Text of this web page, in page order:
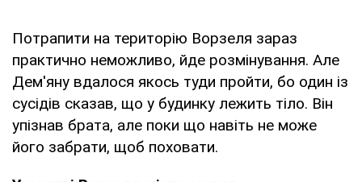
Потрапити на територію Ворзеля зараз
практично неможливо, йде розмінування. Але
Дем'яну вдалося якось туди пройти, бо один із
сусідів сказав, що у будинку лежить тіло. Він
упізнав брата, але поки що навіть не може
його забрати, щоб поховати.